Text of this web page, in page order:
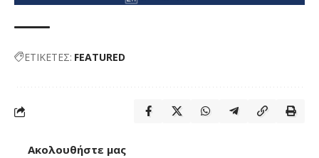
ΕΤΙΚΕΤΕΣ: FEATURED
Ακολουθήστε μας